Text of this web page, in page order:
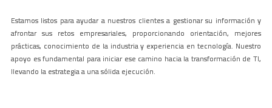
Estamos listos para ayudar a nuestros clientes a gestionar su información y
afrontar sus retos empresariales, proporcionando orientación, mejores
prácticas, conocimiento de la industria y experiencia en tecnología. Nuestro
apoyo es fundamental para iniciar ese camino hacia la transformación de TI,
llevando la estrategia a una sólida ejecución.